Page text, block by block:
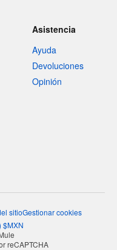
Asistencia
Ayuda
Devoluciones
Opinión
sitioGestionar cookies
$MXN
reCAPTCHA